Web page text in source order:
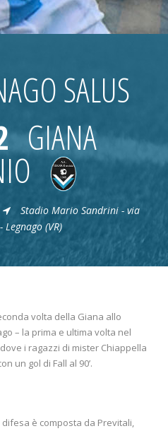
SALUS
GIANA
Stadio Mario Sandrini - via
Legnago (VR)
volta della Giana allo
– la prima e ultima volta nel
i ragazzi di mister Chiappella
un gol di Fall al 90’.
è composta da Previtali,